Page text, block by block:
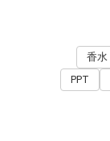
香水
PPT